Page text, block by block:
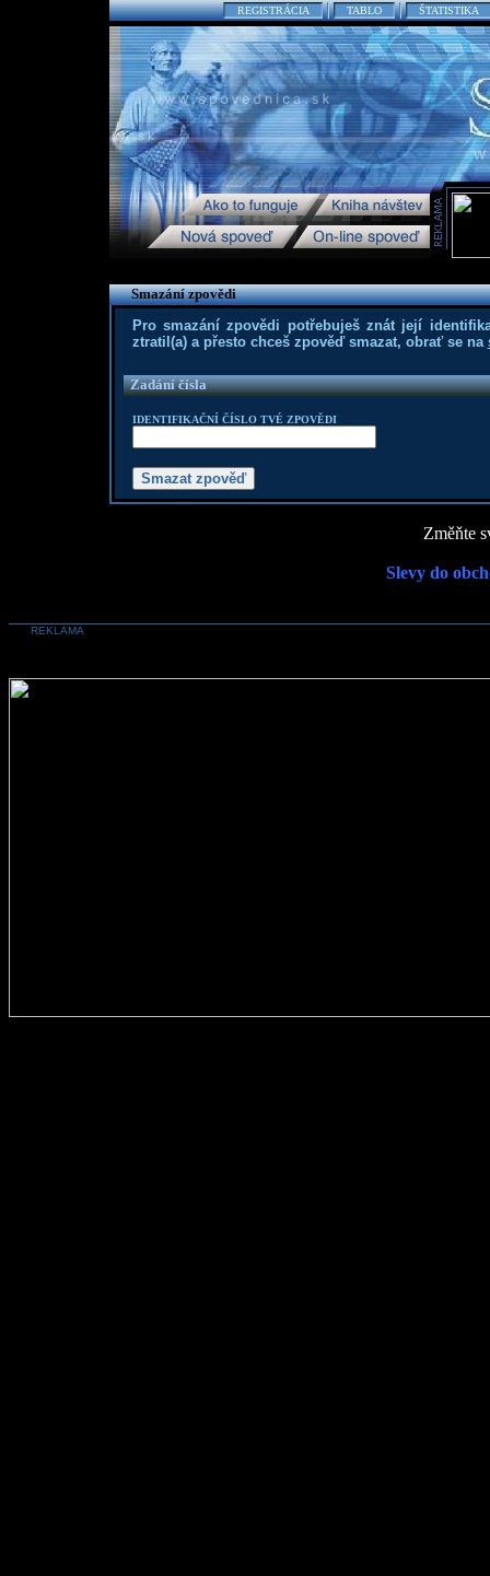
REGISTRÁCIA TABLO ŠTATISTIKA
Smazání zpovědi
Pro smazání zpovědi potřebuješ znát její
ztratil(a) a přesto chceš zpověď smazat, obrať se na
Zadání čísla
IDENTIFIKAČNÍ ČÍSLO TVÉ ZPOVĚDI
Změňte
Slevy do
REKLAMA